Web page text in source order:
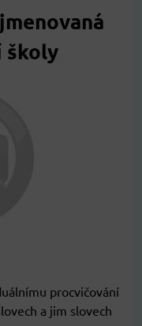
školy
procvičování
a jim slovech